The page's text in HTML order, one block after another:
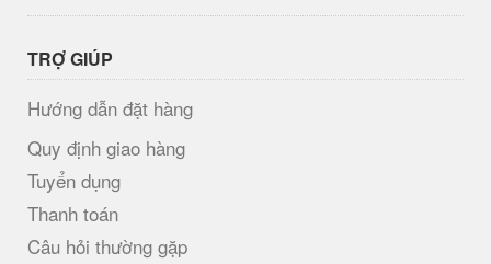
TRỢ GIÚP
Hướng dẫn đặt hàng
Quy định giao hàng
Tuyển dụng
Thanh toán
Câu hỏi thường gặp